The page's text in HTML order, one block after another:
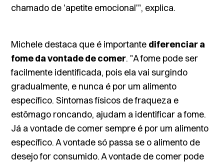
chamado de 'apetite emocional'", explica.
Michele destaca que é importante diferenciar a
fome da vontade de comer. "A fome pode ser
facilmente identificada, pois ela vai surgindo
gradualmente, e nunca é por um alimento
específico. Sintomas físicos de fraqueza e
estômago roncando, ajudam a identificar a fome.
Já a vontade de comer sempre é por um alimento
específico. A vontade só passa se o alimento de
desejo for consumido. A vontade de comer pode